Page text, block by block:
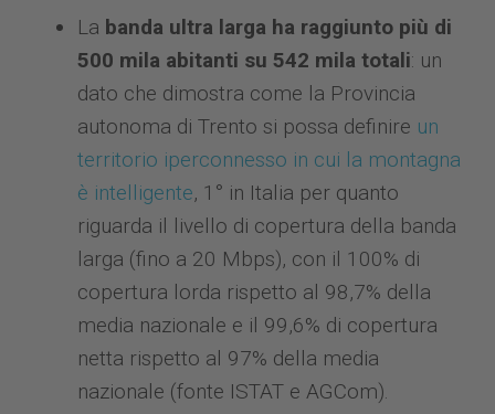
La banda ultra larga ha raggiunto più di
500 mila abitanti su 542 mila totali: un
dato che dimostra come la Provincia
autonoma di Trento si possa definire un
territorio iperconnesso in cui la montagna
è intelligente, 1° in Italia per quanto
riguarda il livello di copertura della banda
larga (fino a 20 Mbps), con il 100% di
copertura lorda rispetto al 98,7% della
media nazionale e il 99,6% di copertura
netta rispetto al 97% della media
nazionale (fonte ISTAT e AGCom).